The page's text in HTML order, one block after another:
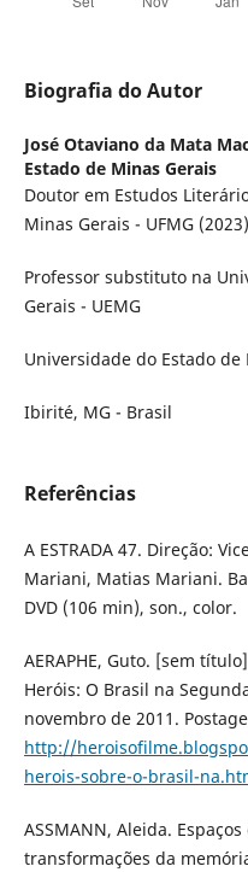
Biografia do Autor
José Otaviano da Mata
Estado de Minas Gerais
Doutor em Estudos
Minas Gerais - UFMG (2023)
Professor substituto na
Gerais - UEMG
Universidade do Estado de
Ibirité, MG - Brasil
Referências
A ESTRADA 47. Direção:
Mariani, Matias Mariani.
DVD (106 min), son., color.
AERAPHE, Guto. [sem
Heróis: O Brasil na
novembro de 2011.
http://
herois-sobre-o-brasil-
ASSMANN, Aleida.
transformações da